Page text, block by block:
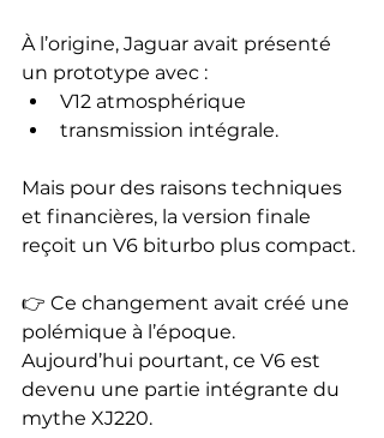
À l’origine, Jaguar avait présenté
un prototype avec :
V12 atmosphérique
transmission intégrale.
Mais pour des raisons techniques
et financières, la version finale
reçoit un V6 biturbo plus compact.
👉 Ce changement avait créé une
polémique à l’époque.
Aujourd’hui pourtant, ce V6 est
devenu une partie intégrante du
mythe XJ220.